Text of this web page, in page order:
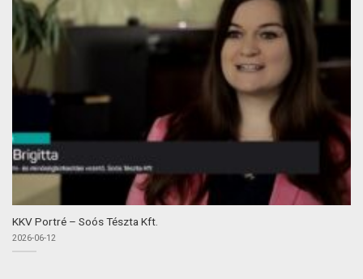
KKV Portré – Soós Tészta Kft.
2026-06-12